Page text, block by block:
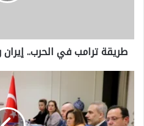
ب
ف
طريقة ترامب في الحرب..
ا